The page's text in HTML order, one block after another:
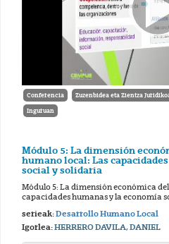
Conferencia Zuzenbidea eta Zientza
Inguruan
Módulo 5: La dimensión
humano local: Las
social y solidaria
Módulo 5: La dimensión económica
capacidades humanas y la economía
serieak:Desarrollo Humano Local
Igorlea:HERRERO DAVILA, DANIEL